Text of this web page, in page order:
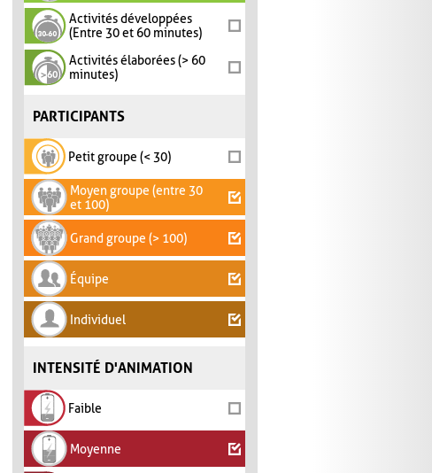
Activités développées
(Entre 30 et 60 minutes)
Activités élaborées (> 60
minutes)
PARTICIPANTS
Petit groupe (< 30)
Moyen groupe (entre 30
et 100)
Grand groupe (> 100)
Équipe
Individuel
INTENSITÉ D'ANIMATION
Faible
Moyenne